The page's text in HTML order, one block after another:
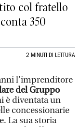
col fratello
350
2 MINUTI DI LETTURA
l’imprenditore
del Gruppo
è diventata un
concessionarie
La sua storia